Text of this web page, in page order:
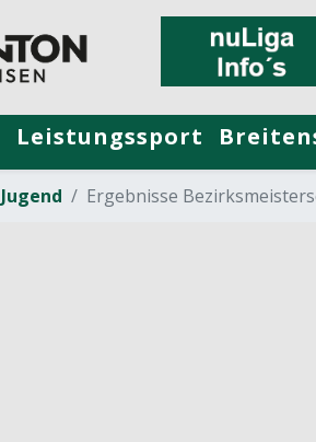
Leistungssport
Jugend Ergebnisse